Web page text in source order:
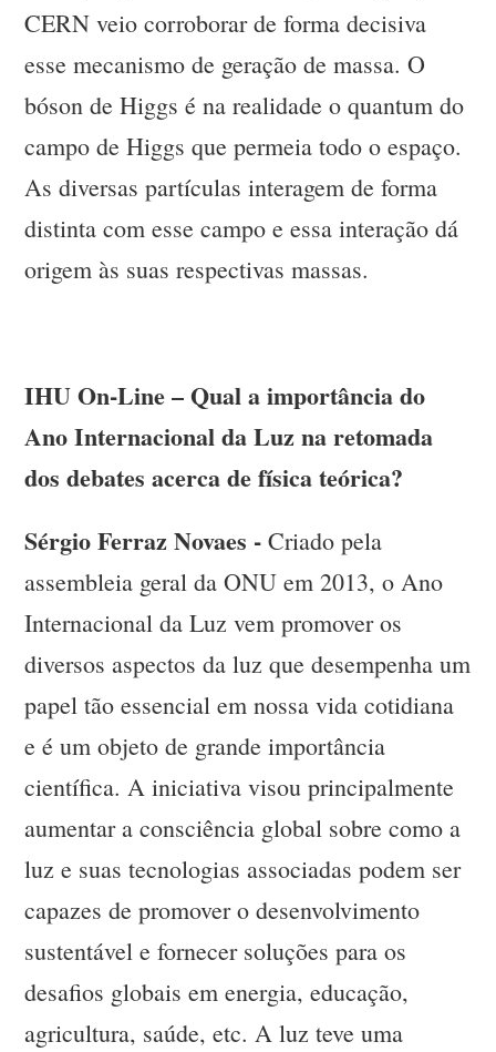
CERN veio corroborar de forma decisiva
esse mecanismo de geração de massa. O
bóson de Higgs é na realidade o quantum do
campo de Higgs que permeia todo o espaço.
As diversas partículas interagem de forma
distinta com esse campo e essa interação dá
origem às suas respectivas massas.
IHU On-Line – Qual a importância do
Ano Internacional da Luz na retomada
dos debates acerca de física teórica?
Sérgio Ferraz Novaes - Criado pela
assembleia geral da ONU em 2013, o Ano
Internacional da Luz vem promover os
diversos aspectos da luz que desempenha um
papel tão essencial em nossa vida cotidiana
e é um objeto de grande importância
científica. A iniciativa visou principalmente
aumentar a consciência global sobre como a
luz e suas tecnologias associadas podem ser
capazes de promover o desenvolvimento
sustentável e fornecer soluções para os
desafios globais em energia, educação,
agricultura, saúde, etc. A luz teve uma